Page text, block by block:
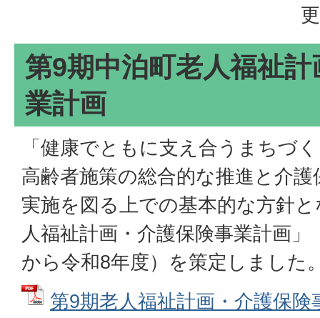
第9期中泊町老人福祉
業計画
「健康でともに支え合うまちづ
高齢者施策の総合的な推進と介
実施を図る上での基本的な方針
人福祉計画・介護保険事業計画
から令和8年度）を策定しました
第9期老人福祉計画・介護保